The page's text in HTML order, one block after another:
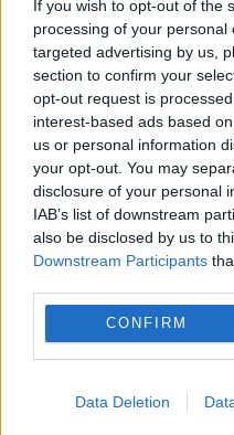
If you wish to opt-out of the
processing of your
targeted advertising by us,
section to confirm your
opt-out request is
interest-based ads based
us or personal information
your opt-out. You may
disclosure of your personal
IAB’s list of downstream
also be disclosed by us to
Downstream Participants
CONFIRM
Data Deletion
σαφή δείκτη της
προκαλείται κυρίως
πετρελαίου και
υπογράφοντες το
τα κύματα καύσωνα
συχνά, μεγαλύτερης
ΑΠΕ-ΜΠΕ-του ανταποκριτή Μ.